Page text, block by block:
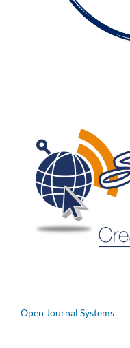
Open Journal Systems